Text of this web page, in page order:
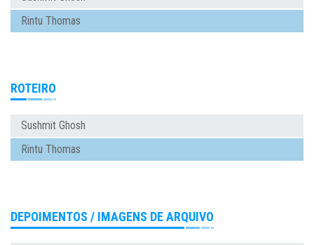
Rintu Thomas
ROTEIRO
Sushmit Ghosh
Rintu Thomas
DEPOIMENTOS / IMAGENS DE ARQUIVO